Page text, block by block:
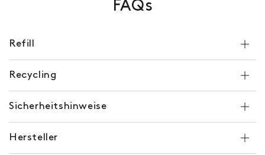
FAQs
Refill
Recycling
Sicherheitshinweise
Hersteller